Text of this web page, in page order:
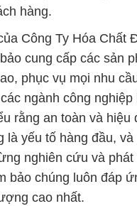
hàng.
Công Ty Hóa Chất
cung cấp các sản
phục vụ mọi nhu
ngành công nghiệp
rằng an toàn và hiệu
là yếu tố hàng đầu, và
nghiên cứu và phát
bảo chúng luôn đáp
cao nhất.